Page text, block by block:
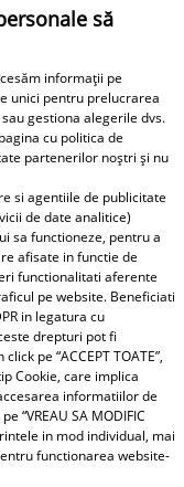
are 30 de
fani
să
informații pe
unici pentru prelucrarea
gestiona alegerile dvs.
cu politica de
partenerilor noștri și nu
si agentiile de publicitate
de date analitice)
sa functioneze, pentru a
afisate in functie de
functionalitati aferente
pe website. Beneficiati
in legatura cu
drepturi pot fi
click pe “ACCEPT TOATE”,
Cookie, care implica
informatiilor de
“VREAU SA MODIFIC
in mod individual, mai
functionarea website-